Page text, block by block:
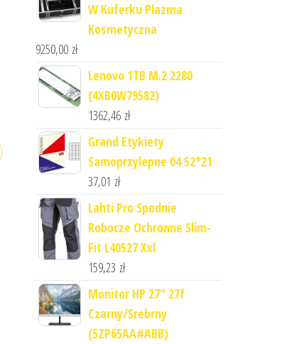
W Kuferku Plazma
Kosmetyczna
9250,00 zł
Lenovo 1TB M.2 2280
(4XB0W79582)
1362,46 zł
Grand Etykiety
Samoprzylepne 04 52*21
37,01 zł
Lahti Pro Spodnie
Robocze Ochronne Slim-
Fit L40527 Xxl
159,23 zł
Monitor HP 27" 27f
Czarny/Srebrny
(5ZP65AA#ABB)